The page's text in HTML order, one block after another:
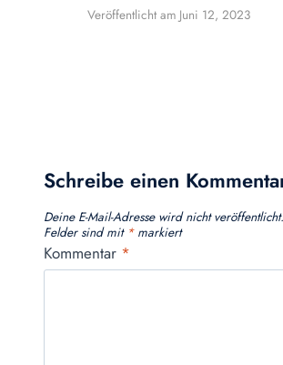
Veröffentlicht am Juni 12, 2023
Schreibe einen
Deine E-Mail-Adresse wird nicht veröffentlicht.
Felder sind mit *markiert
Kommentar *